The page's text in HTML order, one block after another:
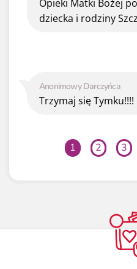
Anonimowy Darczyńca
Trzymaj się Tymku!!!!
Opieki Matki Bożej
dziecka i rodziny
1 2 3